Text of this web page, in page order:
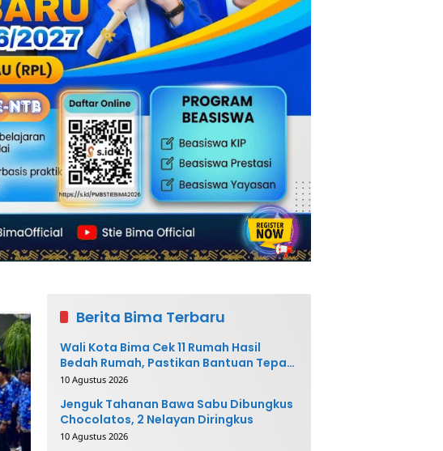
Berita Bima Terbaru
Wali Kota Bima Cek 11 Rumah Hasil
Bedah Rumah, Pastikan Bantuan Tepat
Sasaran
10 Agustus 2026
Jenguk Tahanan Bawa Sabu Dibungkus
Chocolatos, 2 Nelayan Diringkus
10 Agustus 2026